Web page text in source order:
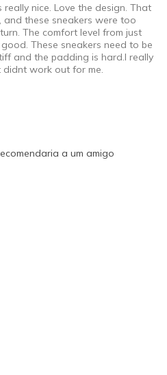
to width
to size
nice. Love the design. That
these sneakers were too
The comfort level from just
These sneakers need to be
and the padding is hard.I really
work out for me.
to size
a um amigo